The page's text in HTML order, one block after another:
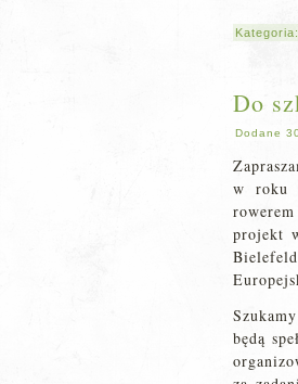
Kategoria:
Do
Dodane
w roku
projekt
będą